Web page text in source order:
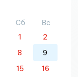
Сб
Вс
1
2
8
9
15
16